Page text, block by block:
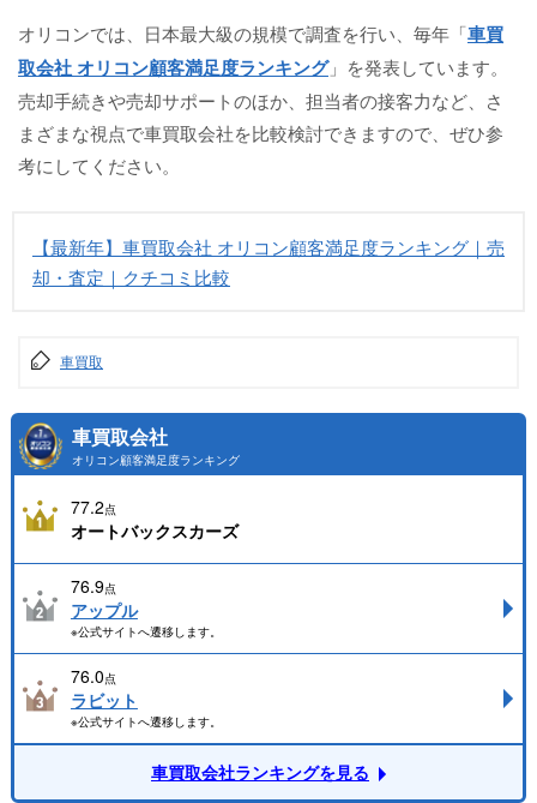
オリコンでは、日本最大級の規模で調査を行い、毎年「車買
取会社 オリコン顧客満足度ランキング」を発表しています。
売却手続きや売却サポートのほか、担当者の接客力など、さ
まざまな視点で車買取会社を比較検討できますので、ぜひ参
考にしてください。
【最新年】車買取会社 オリコン顧客満足度ランキング｜売
却・査定｜クチコミ比較
車買取
車買取会社
オリコン顧客満足度ランキング
77.2点
オートバックスカーズ
76.9点
アップル
※公式サイトへ遷移します。
76.0点
ラビット
※公式サイトへ遷移します。
車買取会社ランキングを見る